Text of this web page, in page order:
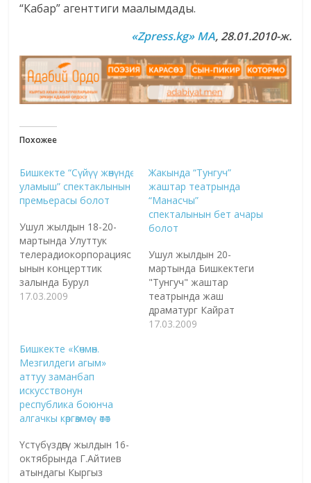
“Кабар” агенттиги маалымдады.
«Zpress.kg» МА, 28.01.2010-ж.
Похожее
Бишкекте “Сүйүү жөнүндө
уламыш” спектаклынын
премьерасы болот
Ушул жылдын 18-20-
мартында Улуттук
телерадиокорпорацияс
ынын концерттик
залында Бурул
Калбаеванын "Сүйүү
премьерасы болот. Бул
туурасында
Кыргызстандагы
Швейцария
кызматташтык
бюросунун коомчулук
боюнча адиси Турсунай
Чодурова билдирди.
Маалыматка ылайык,
17.03.2009
Жакында “Тунгуч”
жаштар театрында
“Манасчы”
спекталынын бет ачары
болот
Ушул жылдын 20-
мартында Бишкектеги
"Тунгуч" жаштар
театрында жаш
драматург Кайрат
Иманалиевдин
17.03.2009
Бишкекте «Көчмөн.
Мезгилдеги агым»
аттуу заманбап
искусствонун
республика боюнча
алгачкы көргөзмөсү өтөт
Үстүбүздөгү жылдын 16-
октябрында Г.Айтиев
атындагы Кыргыз